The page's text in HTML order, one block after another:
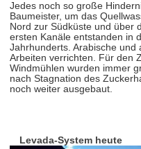
Jedes noch so große
Baumeister, um das
Nord zur Südküste und über
ersten Kanäle entstanden in
Jahrhunderts. Arabische und
Arbeiten verrichten. Für den
Windmühlen wurden immer
nach Stagnation des
noch weiter ausgebaut.
Levada-System heute